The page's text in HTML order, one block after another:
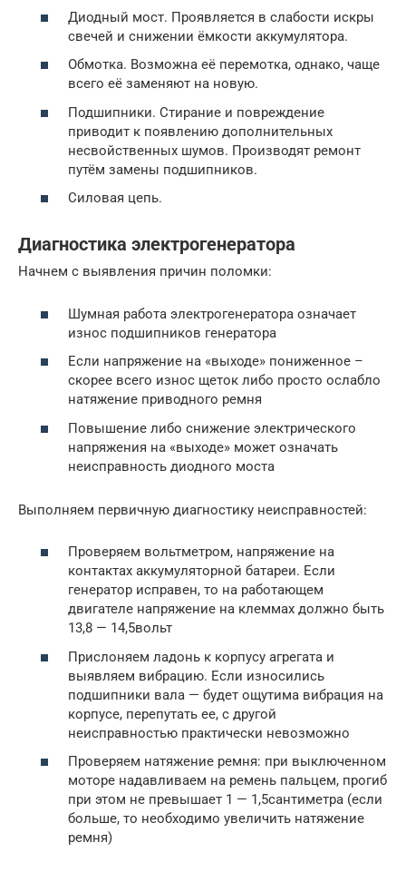
Диодный мост. Проявляется в слабости искры
свечей и снижении ёмкости аккумулятора.
Обмотка. Возможна её перемотка, однако, чаще
всего её заменяют на новую.
Подшипники. Стирание и повреждение
приводит к появлению дополнительных
несвойственных шумов. Производят ремонт
путём замены подшипников.
Силовая цепь.
Диагностика электрогенератора
Начнем с выявления причин поломки:
Шумная работа электрогенератора означает
износ подшипников генератора
Если напряжение на «выходе» пониженное –
скорее всего износ щеток либо просто ослабло
натяжение приводного ремня
Повышение либо снижение электрического
напряжения на «выходе» может означать
неисправность диодного моста
Выполняем первичную диагностику неисправностей:
Проверяем вольтметром, напряжение на
контактах аккумуляторной батареи. Если
генератор исправен, то на работающем
двигателе напряжение на клеммах должно быть
13,8 — 14,5вольт
Прислоняем ладонь к корпусу агрегата и
выявляем вибрацию. Если износились
подшипники вала — будет ощутима вибрация на
корпусе, перепутать ее, с другой
неисправностью практически невозможно
Проверяем натяжение ремня: при выключенном
моторе надавливаем на ремень пальцем, прогиб
при этом не превышает 1 — 1,5сантиметра (если
больше, то необходимо увеличить натяжение
ремня)